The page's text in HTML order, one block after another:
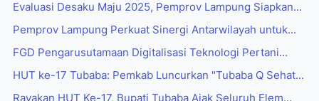
Evaluasi Desaku Maju 2025, Pemprov Lampung Siapkan...
Pemprov Lampung Perkuat Sinergi Antarwilayah untuk...
FGD Pengarusutamaan Digitalisasi Teknologi Pertani...
HUT ke-17 Tubaba: Pemkab Luncurkan "Tubaba Q Sehat...
Rayakan HUT Ke-17, Bupati Tubaba Ajak Seluruh Elem...